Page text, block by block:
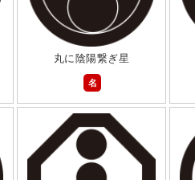
丸に陰陽繋ぎ星
名